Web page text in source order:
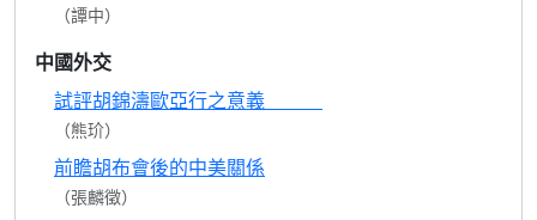
（譚中）
中國外交
試評胡錦濤歐亞行之意義
（熊玠）
前瞻胡布會後的中美關係
（張麟徵）